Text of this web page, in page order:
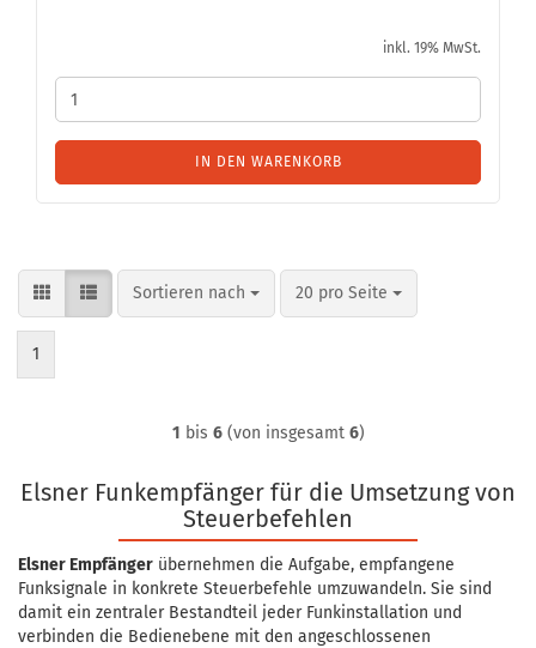
inkl. 19% MwSt.
IN DEN WARENKORB
Sortieren nach
Sortieren nach 20 pro Seite
pro Seite
1
1 bis 6(von insgesamt 6)
Elsner Funkempfänger für die Umsetzung von
Steuerbefehlen
Elsner Empfänger übernehmen die Aufgabe, empfangene
Funksignale in konkrete Steuerbefehle umzuwandeln. Sie sind
damit ein zentraler Bestandteil jeder Funkinstallation und
verbinden die Bedienebene mit den angeschlossenen